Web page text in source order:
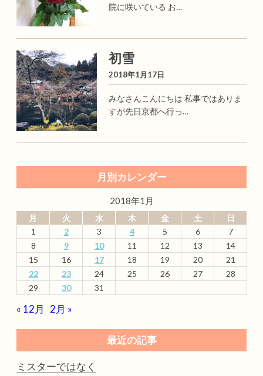
院に咲いている お…
初雪
2018年1月17日
みなさんこんにちは 私事ではありま
すが先日京都へ行っ…
月別カレンダー
2018年1月
月 火 水 木 金 土
日
1
2 3 4 5 6
7
8
9 10 11 12 13
14
15
16 17 18 19 20
21
22
23 24 25 26 27
28
29
30 31
« 12月 2月 »
最近の記事
ミスターではなく